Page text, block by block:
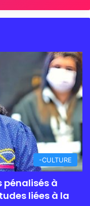
-CULTURE
pénalisés à
liées à la